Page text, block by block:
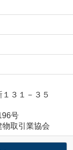
３１－３５
号
物取引業協会